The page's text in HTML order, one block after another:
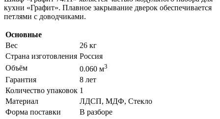
кухни «Графит». Плавное закрывание дверок обеспечивается
петлями с доводчиками.
Основные
Вес
26 кг
Страна изготовления Россия
Объём
0.060 м3
Гарантия
8 лет
Количество упаковок 1
Материал
ЛДСП, МДФ, Стекло
Форма поставки
В разборе